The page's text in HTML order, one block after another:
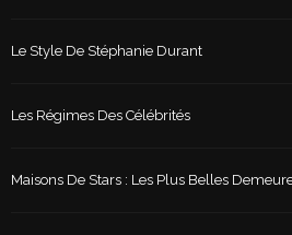
Le Style De Stéphanie Durant
Les Régimes Des Célébrités
Maisons De Stars : Les Plus Belles